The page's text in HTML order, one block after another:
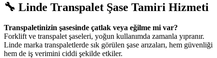
🔧 Linde Transpalet Şase Tamiri Hizmeti
Transpaletinizin şasesinde çatlak veya eğilme mi var?
Forklift ve transpalet şaseleri, yoğun kullanımda zamanla yıpranır.
Linde marka transpaletlerde sık görülen şase arızaları, hem güvenliği
hem de iş verimini ciddi şekilde etkiler.